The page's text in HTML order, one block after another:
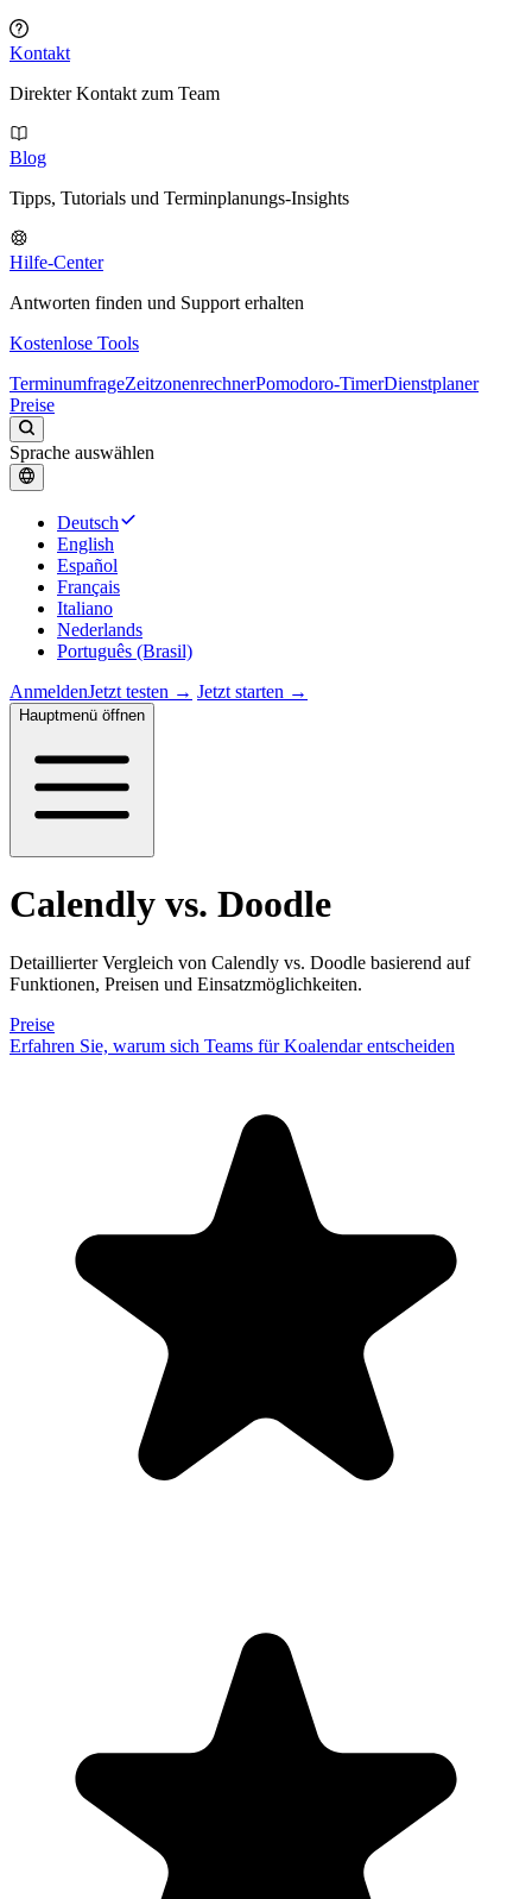
Kontakt
Direkter Kontakt zum Team
Blog
Tipps, Tutorials und Terminplanungs-Insights
Hilfe-Center
Antworten finden und Support erhalten
Kostenlose Tools
TerminumfrageZeitzonenrechnerPomodoro-TimerDienstplaner
Preise
Sprache auswählen
Deutsch
English
Español
Français
Italiano
Nederlands
Português (Brasil)
AnmeldenJetzt testen → Jetzt starten →
Hauptmenü öffnen
Calendly vs. Doodle
Detaillierter Vergleich von Calendly vs. Doodle basierend auf
Funktionen, Preisen und Einsatzmöglichkeiten.
Preise
Erfahren Sie, warum sich Teams für Koalendar entscheiden